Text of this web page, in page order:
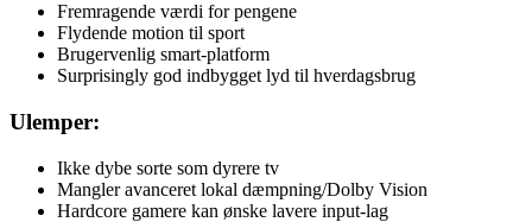
Fremragende værdi for pengene
Flydende motion til sport
Brugervenlig smart-platform
Surprisingly god indbygget lyd til hverdagsbrug
Ulemper:
Ikke dybe sorte som dyrere tv
Mangler avanceret lokal dæmpning/Dolby Vision
Hardcore gamere kan ønske lavere input-lag